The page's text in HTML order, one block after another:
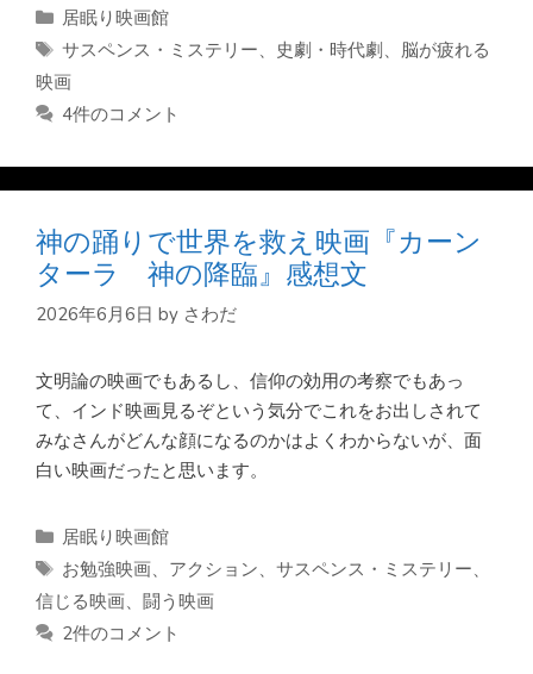
カ
テ
ゴ
リ
ー
居眠り映画館
タ
グ
サスペンス・ミステリー、 史劇・時代劇、 脳が疲れる
映画
4件のコメント
神の踊りで世界を救え映画『カーン
ターラ 神の降臨』感想文
2026年6月6日 by さわだ
文明論の映画でもあるし、信仰の効用の考察でもあっ
て、インド映画見るぞという気分でこれをお出しされて
みなさんがどんな顔になるのかはよくわからないが、面
白い映画だったと思います。
カ
テ
ゴ
リ
ー
居眠り映画館
タ
グ
お勉強映画、 アクション、 サスペンス・ミステリー、
信じる映画、 闘う映画
2件のコメント